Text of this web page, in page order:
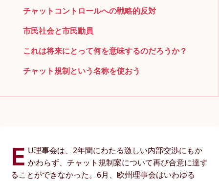
チャットコントロールへの戦略的反対
市民社会と市民動員
これは将来にとって何を意味するのだろうか？
チャット規制という名称を使おう
E U理事会は、2年間にわたる激しい内部交渉にもか
かわらず、チャット規制案について再び合意に達す
ることができなかった。6月、欧州理事会はいわゆる